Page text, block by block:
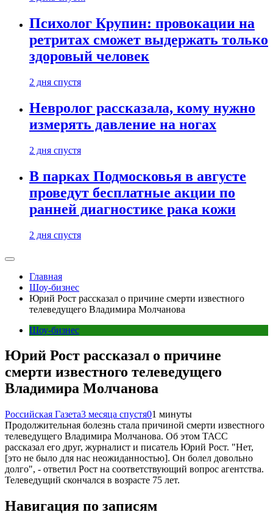
Психолог Крупин: провокации на
ретритах сможет выдержать только
здоровый человек
2 дня спустя
Невролог рассказала, кому нужно
измерять давление на ногах
2 дня спустя
В парках Подмосковья в августе
проведут бесплатные акции по
ранней диагностике рака кожи
2 дня спустя
Главная
Шоу-бизнес
Юрий Рост рассказал о причине смерти известного
телеведущего Владимира Молчанова
Шоу-бизнес
Юрий Рост рассказал о причине
смерти известного телеведущего
Владимира Молчанова
Российская Газета3 месяца спустя01 минуты
Продолжительная болезнь стала причиной смерти известного
телеведущего Владимира Молчанова. Об этом ТАСС
рассказал его друг, журналист и писатель Юрий Рост. "Нет,
[это не было для нас неожиданностью]. Он болел довольно
долго", - ответил Рост на соответствующий вопрос агентства.
Телеведущий скончался в возрасте 75 лет.
Навигация по записям